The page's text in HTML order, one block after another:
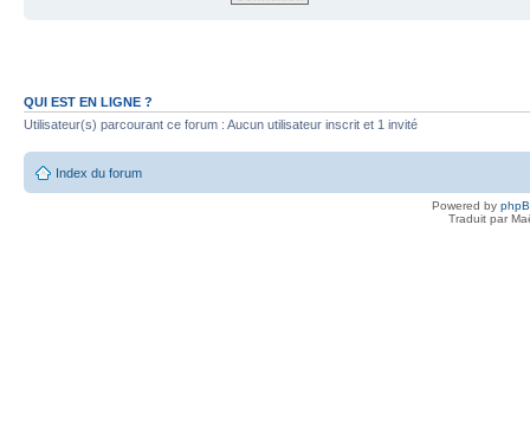
QUI EST EN LIGNE ?
Utilisateur(s) parcourant ce forum : Aucun utilisateur inscrit et 1 invité
Index du forum
Powered by
Traduit par